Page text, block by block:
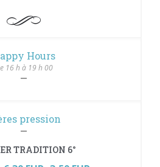
Hours
16 h à 19 h 00
pression
TRADITION 6°